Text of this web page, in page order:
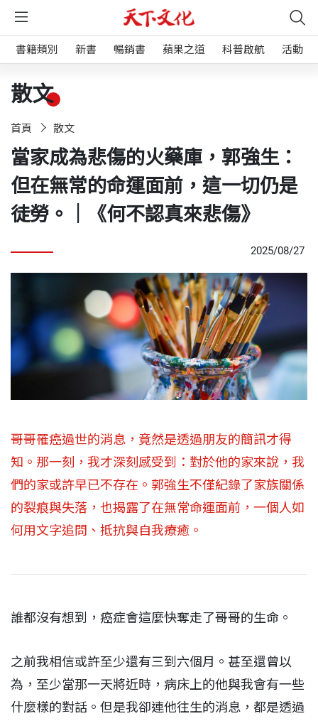
書籍類別 新書 暢銷書 蘋果之道 科普啟航 活動
散文
首頁 散文
當家成為悲傷的火藥庫，郭強生：
但在無常的命運面前，這一切仍是
徒勞。｜《何不認真來悲傷》
2025/08/27
哥哥罹癌過世的消息，竟然是透過朋友的簡訊才得
知。那一刻，我才深刻感受到：對於他的家來說，我
們的家或許早已不存在。郭強生不僅紀錄了家族關係
的裂痕與失落，也揭露了在無常命運面前，一個人如
何用文字追問、抵抗與自我療癒。
誰都沒有想到，癌症會這麼快奪走了哥哥的生命。
之前我相信或許至少還有三到六個月。甚至還曾以
為，至少當那一天將近時，病床上的他與我會有一些
什麼樣的對話。但是我卻連他往生的消息，都是透過